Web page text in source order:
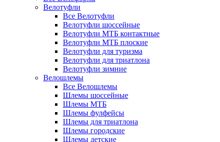
Велотуфли
Все Велотуфли
Велотуфли шоссейные
Велотуфли МТБ контактные
Велотуфли МТБ плоские
Велотуфли для туризма
Велотуфли для триатлона
Велотуфли зимние
Велошлемы
Все Велошлемы
Шлемы шоссейные
Шлемы МТБ
Шлемы фулфейсы
Шлемы для триатлона
Шлемы городские
Шлемы детские